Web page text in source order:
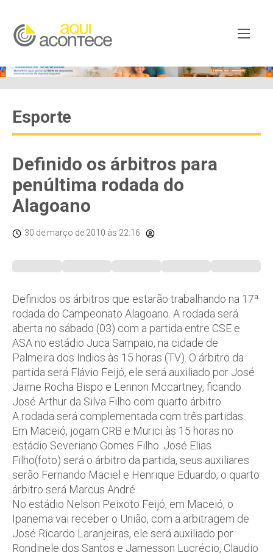
Esporte
Definido os árbitros para
penúltima rodada do
Alagoano
30 de março de 2010 às 22:16
Definidos os árbitros que estarão trabalhando na 17ª
rodada do Campeonato Alagoano. A rodada será
aberta no sábado (03) com a partida entre CSE e
ASA no estádio Juca Sampaio, na cidade de
Palmeira dos Indios às 15 horas (TV). O árbitro da
partida será Flávio Feijó, ele será auxiliado por José
Jaime Rocha Bispo e Lennon Mccartney, ficando
José Arthur da Silva Filho com quarto árbitro.
A rodada será complementada com três partidas.
Em Maceió, jogam CRB e Murici às 15 horas no
estádio Severiano Gomes Filho. José Elias
Filho(foto) será o árbitro da partida, seus auxiliares
serão Fernando Maciel e Henrique Eduardo, o quarto
árbitro será Marcus André.
No estádio Nelson Peixoto Feijó, em Maceió, o
Ipanema vai receber o União, com a arbitragem de
José Ricardo Laranjeiras, ele será auxiliado por
Rondinele dos Santos e Jamesson Lucrécio, Claudio